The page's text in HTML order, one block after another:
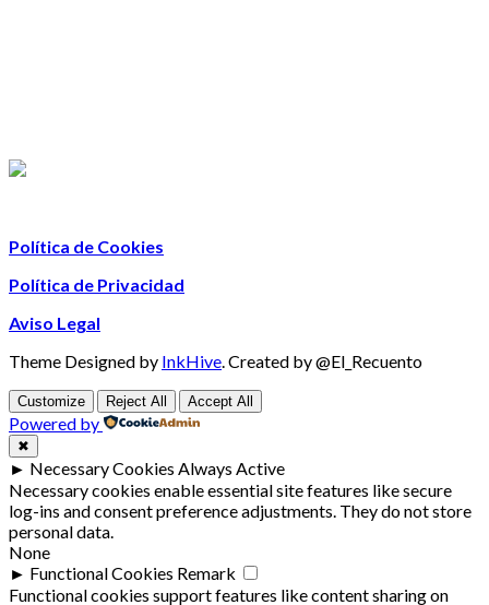
Política de Cookies
Política de Privacidad
Aviso Legal
Theme Designed by InkHive.Created by @El_Recuento
Customize Reject All Accept All
Powered by
✖
► Necessary Cookies Always Active
Necessary cookies enable essential site features like secure
log-ins and consent preference adjustments. They do not store
personal data.
None
► Functional Cookies Remark
Functional cookies support features like content sharing on